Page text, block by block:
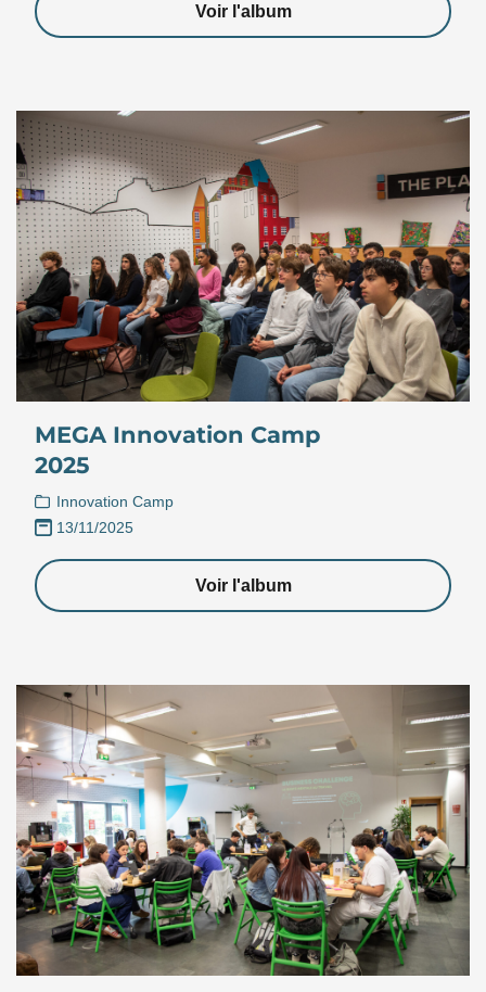
Voir l'album
MEGA Innovation Camp
2025
Innovation Camp
13/11/2025
Voir l'album